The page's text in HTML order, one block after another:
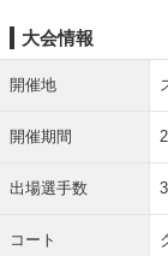
大会情報
開催地
開催期間
出場選手数
コート